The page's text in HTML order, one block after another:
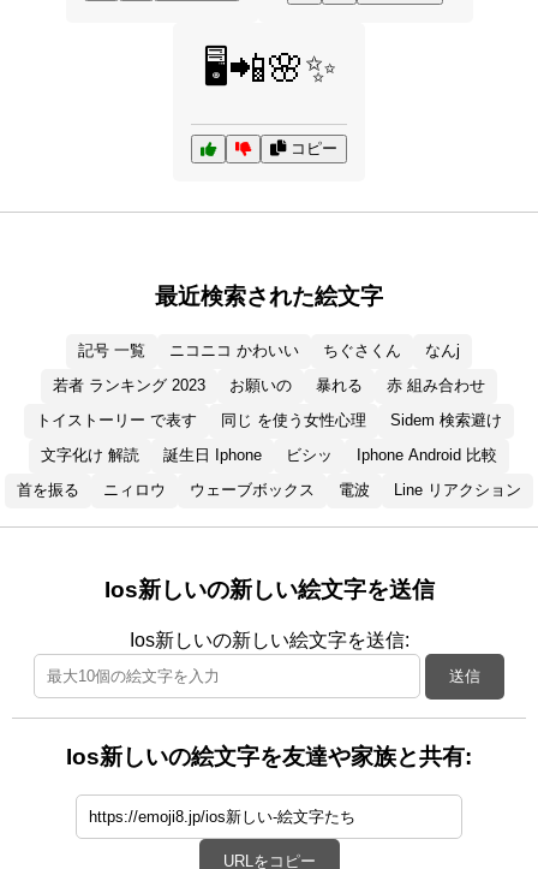
🖥️📲🌸✨
コピー
最近検索された絵文字
記号 一覧 ニコニコ かわいい ちぐさくん
なんj
若者 ランキング 2023
お願いの 暴れる
赤 組み合わせ
トイストーリー で表す
同じ を使う女性心理
Sidem 検索避け
文字化け 解読
誕生日 Iphone ビシッ
Iphone Android 比較
首を振る
ニィロウ ウェーブボックス 電波 Line リアクション
Ios新しいの新しい絵文字を送信
Ios新しいの新しい絵文字を送信:
送信
Ios新しいの絵文字を友達や家族と共有:
URLをコピー